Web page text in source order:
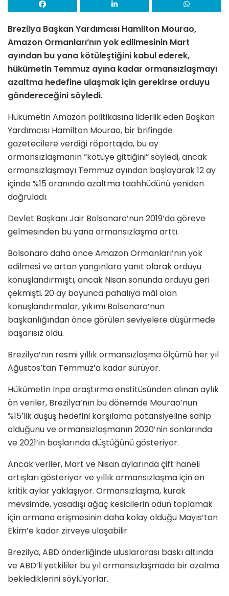
Brezilya Başkan Yardımcısı Hamilton Mourao,
Amazon Ormanları’nın yok edilmesinin Mart
ayından bu yana kötüleştiğini kabul ederek,
hükümetin Temmuz ayına kadar ormansızlaşmayı
azaltma hedefine ulaşmak için gerekirse orduyu
göndereceğini söyledi.
Hükümetin Amazon politikasına liderlik eden Başkan
Yardımcısı Hamilton Mourao, bir brifingde
gazetecilere verdiği röportajda, bu ay
ormansızlaşmanın “kötüye gittiğini” söyledi, ancak
ormansızlaşmayı Temmuz ayından başlayarak 12 ay
içinde %15 oranında azaltma taahhüdünü yeniden
doğruladı.
Devlet Başkanı Jair Bolsonaro’nun 2019’da göreve
gelmesinden bu yana ormansızlaşma arttı.
Bolsonaro daha önce Amazon Ormanları’nın yok
edilmesi ve artan yangınlara yanıt olarak orduyu
konuşlandırmıştı, ancak Nisan sonunda orduyu geri
çekmişti. 20 ay boyunca pahalıya mâl olan
konuşlandırmalar, yıkımı Bolsonaro’nun
başkanlığından önce görülen seviyelere düşürmede
başarısız oldu.
Brezilya’nın resmi yıllık ormansızlaşma ölçümü her yıl
Ağustos’tan Temmuz’a kadar sürüyor.
Hükümetin Inpe araştırma enstitüsünden alınan aylık
ön veriler, Brezilya’nın bu dönemde Mourao’nun
%15’lik düşüş hedefini karşılama potansiyeline sahip
olduğunu ve ormansızlaşmanın 2020’nin sonlarında
ve 2021’in başlarında düştüğünü gösteriyor.
Ancak veriler, Mart ve Nisan aylarında çift haneli
artışları gösteriyor ve yıllık ormansızlaşma için en
kritik aylar yaklaşıyor. Ormansızlaşma, kurak
mevsimde, yasadışı ağaç kesicilerin odun toplamak
için ormana erişmesinin daha kolay olduğu Mayıs’tan
Ekim’e kadar zirveye ulaşabilir.
Brezilya, ABD önderliğinde uluslararası baskı altında
ve ABD’li yetkililer bu yıl ormansızlaşmada bir azalma
beklediklerini söylüyorlar.